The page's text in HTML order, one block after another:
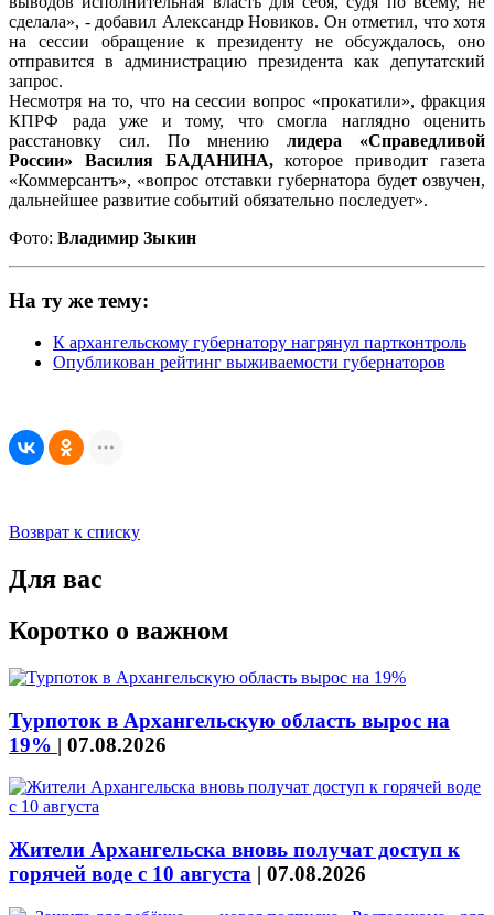
сделала», - добавил Александр Новиков. Он отметил, что хотя
на сессии обращение к президенту не обсуждалось, оно
отправится в администрацию президента как депутатский
запрос.
Несмотря на то, что на сессии вопрос «прокатили», фракция
КПРФ рада уже и тому, что смогла наглядно оценить
расстановку сил. По мнению лидера «Справедливой
России» Василия БАДАНИНА,которое приводит газета
«Коммерсантъ», «вопрос отставки губернатора будет озвучен,
дальнейшее развитие событий обязательно последует».
Фото: Владимир Зыкин
На ту же тему:
К архангельскому губернатору нагрянул партконтроль
Опубликован рейтинг выживаемости губернаторов
Возврат к списку
Для вас
Коротко о важном
Турпоток в Архангельскую область вырос на
19% | 07.08.2026
Жители Архангельска вновь получат доступ к
горячей воде с 10 августа | 07.08.2026